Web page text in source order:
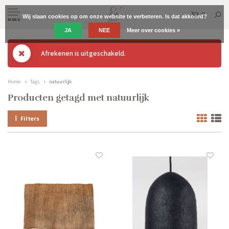
MENU
0
Afrekenen is uitgeschakeld.
Home Tags natuurlijk
Producten getagd met natuurlijk
Filters
Wij slaan cookies op om onze website te verbeteren. Is dat akkoord?
JA NEE Meer over cookies »